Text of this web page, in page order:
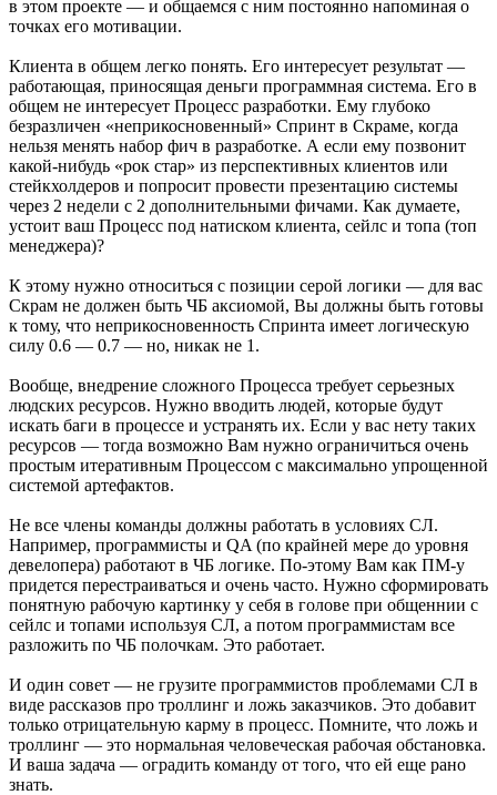
в этом проекте — и общаемся с ним постоянно напоминая о
точках его мотивации.
Клиента в общем легко понять. Его интересует результат —
работающая, приносящая деньги программная система. Его в
общем не интересует Процесс разработки. Ему глубоко
безразличен «неприкосновенный» Спринт в Скраме, когда
нельзя менять набор фич в разработке. А если ему позвонит
какой-нибудь «рок стар» из перспективных клиентов или
стейкхолдеров и попросит провести презентацию системы
через 2 недели с 2 дополнительными фичами. Как думаете,
устоит ваш Процесс под натиском клиента, сейлс и топа (топ
менеджера)?
К этому нужно относиться с позиции серой логики — для вас
Скрам не должен быть ЧБ аксиомой, Вы должны быть готовы
к тому, что неприкосновенность Спринта имеет логическую
силу 0.6 — 0.7 — но, никак не 1.
Вообще, внедрение сложного Процесса требует серьезных
людских ресурсов. Нужно вводить людей, которые будут
искать баги в процессе и устранять их. Если у вас нету таких
ресурсов — тогда возможно Вам нужно ограничиться очень
простым итеративным Процессом с максимально упрощенной
системой артефактов.
Не все члены команды должны работать в условиях СЛ.
Например, программисты и QA (по крайней мере до уровня
девелопера) работают в ЧБ логике. По-этому Вам как ПМ-у
придется перестраиваться и очень часто. Нужно сформировать
понятную рабочую картинку у себя в голове при общеннии с
сейлс и топами используя СЛ, а потом программистам все
разложить по ЧБ полочкам. Это работает.
И один совет — не грузите программистов проблемами СЛ в
виде рассказов про троллинг и ложь заказчиков. Это добавит
только отрицательную карму в процесс. Помните, что ложь и
троллинг — это нормальная человеческая рабочая обстановка.
И ваша задача — оградить команду от того, что ей еще рано
знать.